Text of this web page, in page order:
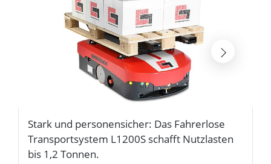
Stark und personensicher: Das Fahrerlose
Transportsystem L1200S schafft Nutzlasten
bis 1,2 Tonnen.